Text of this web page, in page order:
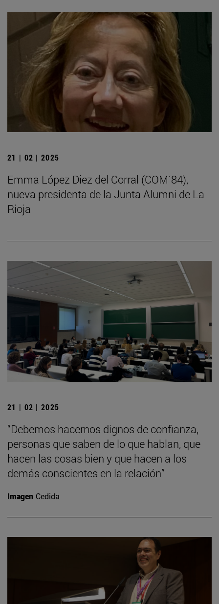
21 | 02 | 2025
Emma López Diez del Corral (COM´84),
nueva presidenta de la Junta Alumni de La
Rioja
21 | 02 | 2025
“Debemos hacernos dignos de confianza,
personas que saben de lo que hablan, que
hacen las cosas bien y que hacen a los
demás conscientes en la relación”
Imagen Cedida